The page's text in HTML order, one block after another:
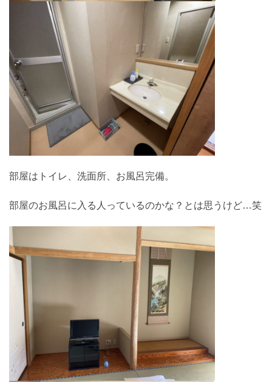
部屋はトイレ、洗面所、お風呂完備。
部屋のお風呂に入る人っているのかな？とは思うけど…笑